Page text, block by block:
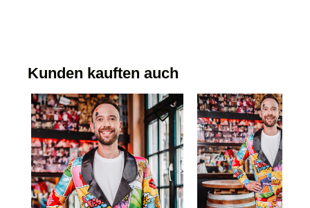
Kunden kauften auch